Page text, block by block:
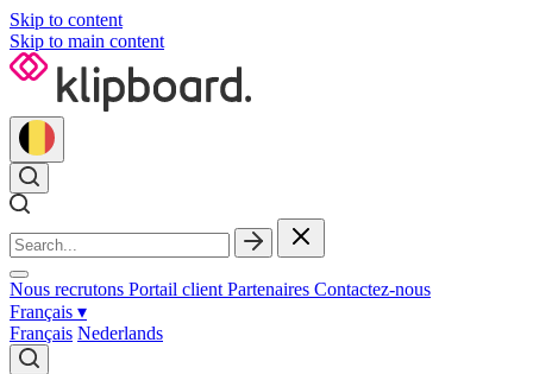
Skip to content
Skip to main content
Nous recrutons Portail client Partenaires Contactez‑nous
Français ▾
Français Nederlands